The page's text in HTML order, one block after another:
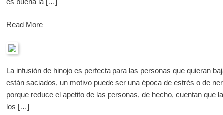
Read More
La infusión de hinojo es perfecta para las personas que quieran
están saciados, un motivo puede ser una época de estrés o de
porque reduce el apetito de las personas, de hecho, cuentan que
los […]